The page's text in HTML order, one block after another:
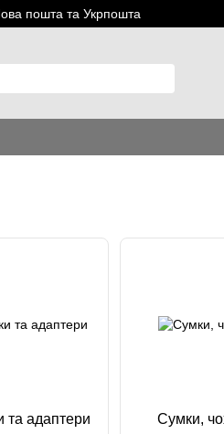
пошта та Укрпошта
та адаптери Сумки,